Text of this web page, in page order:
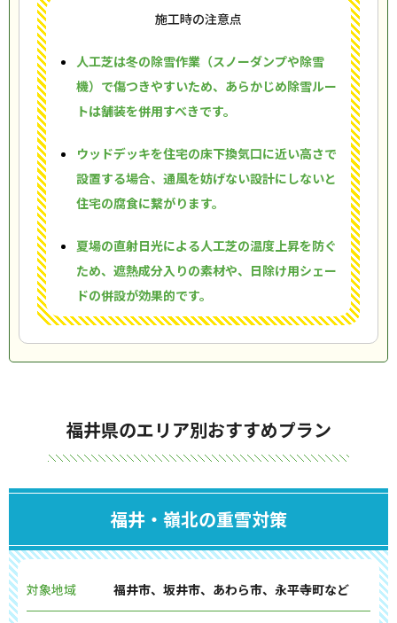
施工時の注意点
人工芝は冬の除雪作業（スノーダンプや除雪
機）で傷つきやすいため、あらかじめ除雪ルー
トは舗装を併用すべきです。
ウッドデッキを住宅の床下換気口に近い高さで
設置する場合、通風を妨げない設計にしないと
住宅の腐食に繋がります。
夏場の直射日光による人工芝の温度上昇を防ぐ
ため、遮熱成分入りの素材や、日除け用シェー
ドの併設が効果的です。
福井県のエリア別おすすめプラン
福井・嶺北の重雪対策
対象地域 福井市、坂井市、あわら市、永平寺町など